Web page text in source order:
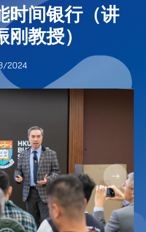
时间银行（讲
教授）
2024